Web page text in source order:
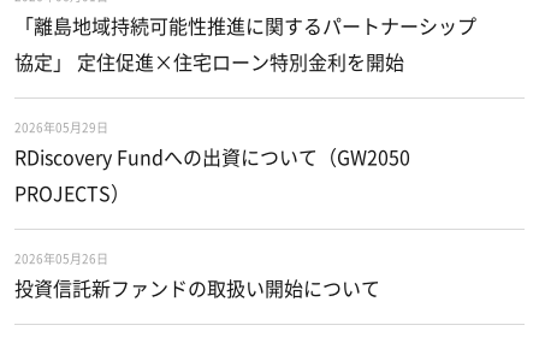
「離島地域持続可能性推進に関するパートナーシップ
協定」 定住促進×住宅ローン特別金利を開始
2026年05月29日
RDiscovery Fundへの出資について（GW2050
PROJECTS）
2026年05月26日
投資信託新ファンドの取扱い開始について